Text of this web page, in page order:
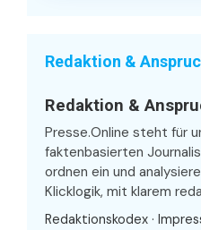
Redaktion &
Redaktion &
Presse.Online steht für
faktenbasierten
ordnen ein und
Klicklogik, mit klarem
Redaktionskodex ·